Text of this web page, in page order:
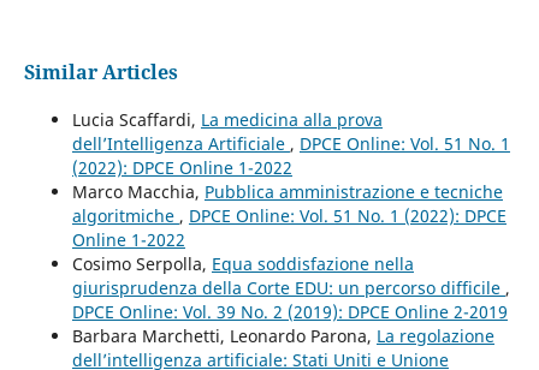
Similar Articles
Lucia Scaffardi, La medicina alla prova
dell’Intelligenza Artificiale , DPCE Online: Vol. 51 No. 1
(2022): DPCE Online 1-2022
Marco Macchia, Pubblica amministrazione e tecniche
algoritmiche , DPCE Online: Vol. 51 No. 1 (2022): DPCE
Online 1-2022
Cosimo Serpolla, Equa soddisfazione nella
giurisprudenza della Corte EDU: un percorso difficile ,
DPCE Online: Vol. 39 No. 2 (2019): DPCE Online 2-2019
Barbara Marchetti, Leonardo Parona, La regolazione
dell’intelligenza artificiale: Stati Uniti e Unione